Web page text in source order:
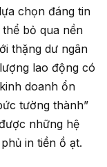
chọn đáng tin
bỏ qua nền
thặng dư ngân
lao động có
doanh ổn
tường thành”
những hệ
in tiền ồ ạt.